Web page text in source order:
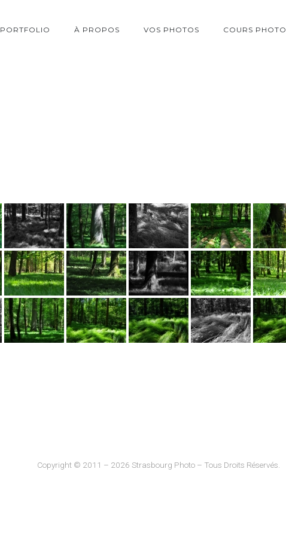
PORTFOLIO À PROPOS VOS PHOTOS COURS PHOTO
Copyright © 2011 – 2026 Strasbourg Photo – Tous Droits Réservés.